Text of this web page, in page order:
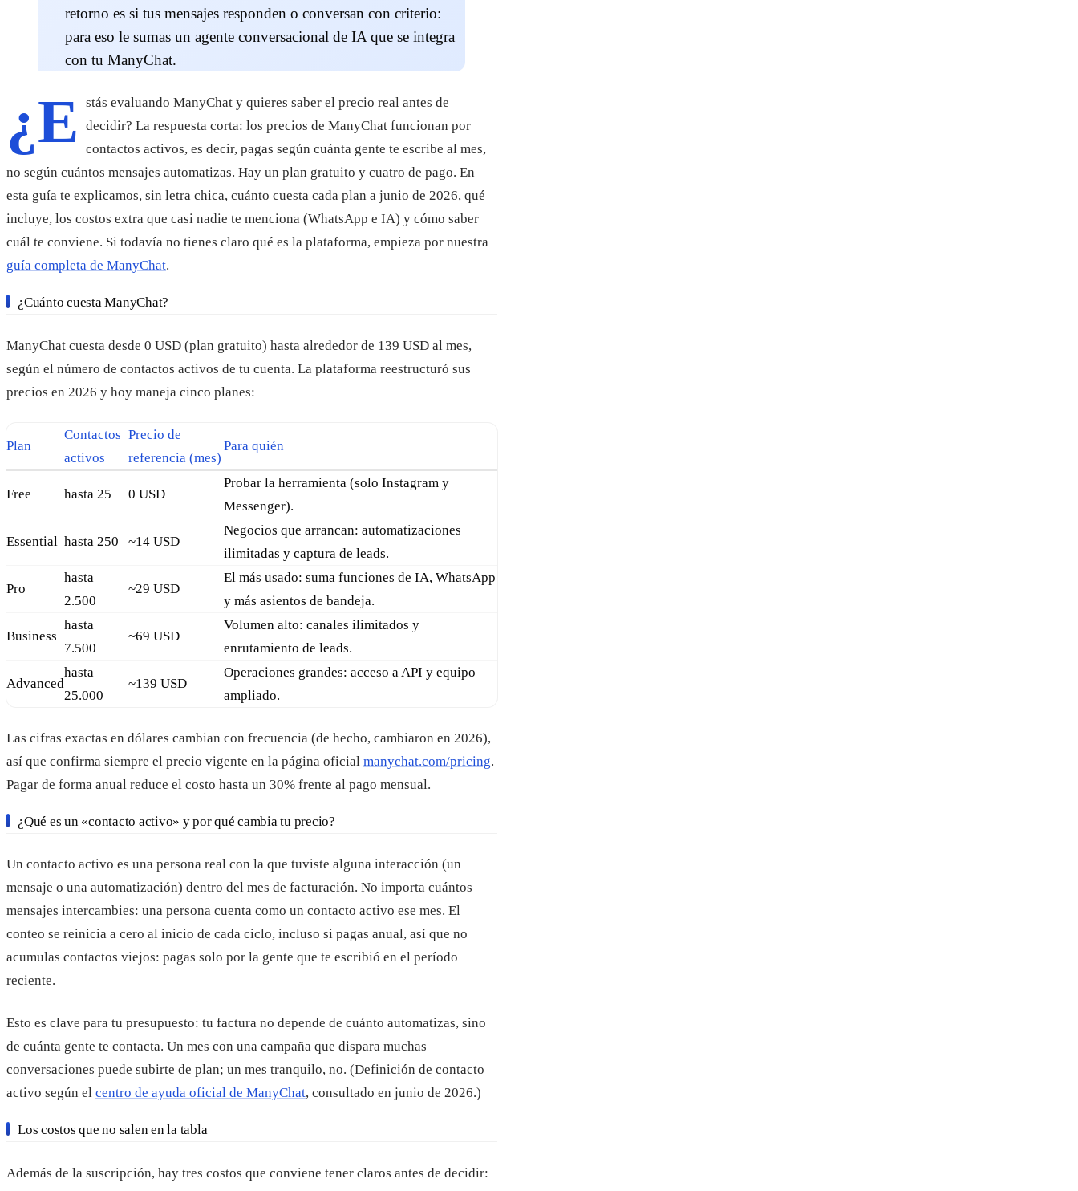
retorno es si tus mensajes responden o conversan con criterio:
para eso le sumas un agente conversacional de IA que se integra
con tu ManyChat.
¿E
stás evaluando ManyChat y quieres saber el precio real antes de
decidir? La respuesta corta: los precios de ManyChat funcionan por
contactos activos, es decir, pagas según cuánta gente te escribe al mes,
no según cuántos mensajes automatizas. Hay un plan gratuito y cuatro de pago. En
esta guía te explicamos, sin letra chica, cuánto cuesta cada plan a junio de 2026, qué
incluye, los costos extra que casi nadie te menciona (WhatsApp e IA) y cómo saber
cuál te conviene. Si todavía no tienes claro qué es la plataforma, empieza por nuestra
guía completa de ManyChat.
¿Cuánto cuesta ManyChat?
ManyChat cuesta desde 0 USD (plan gratuito) hasta alrededor de 139 USD al mes,
según el número de contactos activos de tu cuenta. La plataforma reestructuró sus
precios en 2026 y hoy maneja cinco planes:
Plan
Contactos
activos
Precio de
referencia (mes)
Para quién
Free hasta 25 0 USD
Probar la herramienta (solo Instagram y
Messenger).
Essential hasta 250 ~14 USD
Negocios que arrancan: automatizaciones
ilimitadas y captura de leads.
Pro
hasta
2.500
~29 USD
El más usado: suma funciones de IA, WhatsApp
y más asientos de bandeja.
Business
hasta
7.500
~69 USD
Volumen alto: canales ilimitados y
enrutamiento de leads.
Advanced
hasta
25.000
~139 USD
Operaciones grandes: acceso a API y equipo
ampliado.
Las cifras exactas en dólares cambian con frecuencia (de hecho, cambiaron en 2026),
así que confirma siempre el precio vigente en la página oficial manychat.com/pricing.
Pagar de forma anual reduce el costo hasta un 30% frente al pago mensual.
¿Qué es un «contacto activo» y por qué cambia tu precio?
Un contacto activo es una persona real con la que tuviste alguna interacción (un
mensaje o una automatización) dentro del mes de facturación. No importa cuántos
mensajes intercambies: una persona cuenta como un contacto activo ese mes. El
conteo se reinicia a cero al inicio de cada ciclo, incluso si pagas anual, así que no
acumulas contactos viejos: pagas solo por la gente que te escribió en el período
reciente.
Esto es clave para tu presupuesto: tu factura no depende de cuánto automatizas, sino
de cuánta gente te contacta. Un mes con una campaña que dispara muchas
conversaciones puede subirte de plan; un mes tranquilo, no. (Definición de contacto
activo según el centro de ayuda oficial de ManyChat, consultado en junio de 2026.)
Los costos que no salen en la tabla
Además de la suscripción, hay tres costos que conviene tener claros antes de decidir: